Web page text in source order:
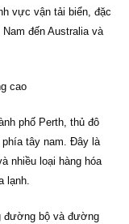
vực vận tải biển, đặc
đến Australia và
phố Perth, thủ đô
phía tây nam. Đây là
nhiều loại hàng hóa
lạnh.
đường bộ và đường